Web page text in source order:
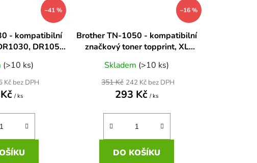
k
t
–41 %
- kompatibilní
DR1050
(>10 ks)
Kč bez DPH
/ ks
–16 %
Brother TN-1050 - kompatibilní
značkový toner topprint, XL
Skladem (>10 ks)
242 Kč bez DPH
293 Kč/ ks
351 Kč
DO KOŠÍKU